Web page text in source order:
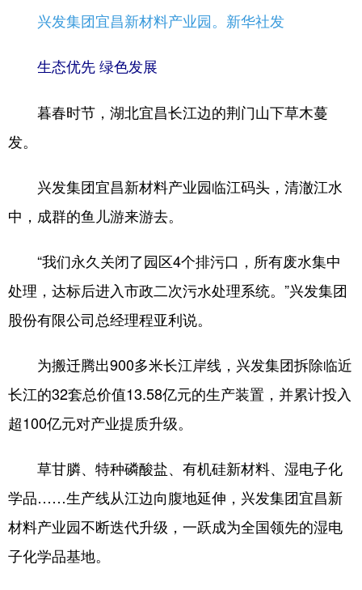
兴发集团宜昌新材料产业园。新华社发
生态优先 绿色发展
暮春时节，湖北宜昌长江边的荆门山下草木蔓
发。
兴发集团宜昌新材料产业园临江码头，清澈江水
中，成群的鱼儿游来游去。
“我们永久关闭了园区4个排污口，所有废水集中
处理，达标后进入市政二次污水处理系统。”兴发集团
股份有限公司总经理程亚利说。
为搬迁腾出900多米长江岸线，兴发集团拆除临近
长江的32套总价值13.58亿元的生产装置，并累计投入
超100亿元对产业提质升级。
草甘膦、特种磷酸盐、有机硅新材料、湿电子化
学品……生产线从江边向腹地延伸，兴发集团宜昌新
材料产业园不断迭代升级，一跃成为全国领先的湿电
子化学品基地。